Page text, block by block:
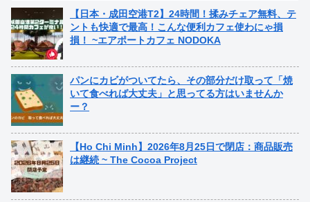
【日本・成田空港T2】24時間！揉みチェア無料、テ
ントも快適で最高！こんな便利カフェ使わにゃ損
損！ ~エアポートカフェ NODOKA
パンにカビがついてたら、その部分だけ取って「焼
いて食べれば大丈夫」と思ってる方はいませんか
ー？
【Ho Chi Minh】2026年8月25日で閉店：商品販売
は継続 ~ The Cocoa Project